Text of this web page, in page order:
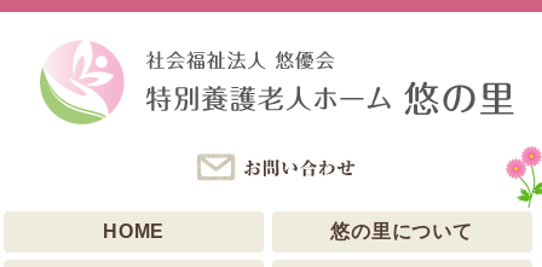
HOME 悠の里について